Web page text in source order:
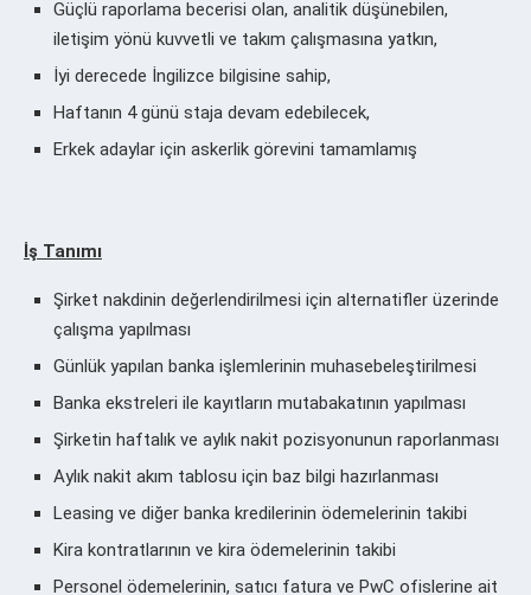
Güçlü raporlama becerisi olan, analitik düşünebilen,
iletişim yönü kuvvetli ve takım çalışmasına yatkın,
İyi derecede İngilizce bilgisine sahip,
Haftanın 4 günü staja devam edebilecek,
Erkek adaylar için askerlik görevini tamamlamış
İş Tanımı
Şirket nakdinin değerlendirilmesi için alternatifler üzerinde
çalışma yapılması
Günlük yapılan banka işlemlerinin muhasebeleştirilmesi
Banka ekstreleri ile kayıtların mutabakatının yapılması
Şirketin haftalık ve aylık nakit pozisyonunun raporlanması
Aylık nakit akım tablosu için baz bilgi hazırlanması
Leasing ve diğer banka kredilerinin ödemelerinin takibi
Kira kontratlarının ve kira ödemelerinin takibi
Personel ödemelerinin, satıcı fatura ve PwC ofislerine ait